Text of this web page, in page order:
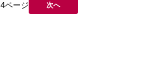
4ページ 次へ